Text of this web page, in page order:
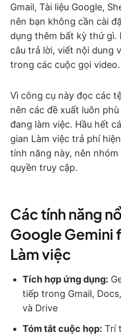
Gmail, Tài liệu Google,
nên bạn không cần cài
dụng thêm bất kỳ thứ gì.
câu trả lời, viết nội dung
trong các cuộc gọi video.
Vì công cụ này đọc các
nên các đề xuất luôn
đang làm việc. Hầu hết
gian Làm việc trả phí
tính năng này, nên
quyền truy cập.
Các tính năng
Google Gemini
Làm việc
Tích hợp ứng dụng:
tiếp trong Gmail,
và Drive
Tóm tắt cuộc họp: Trí